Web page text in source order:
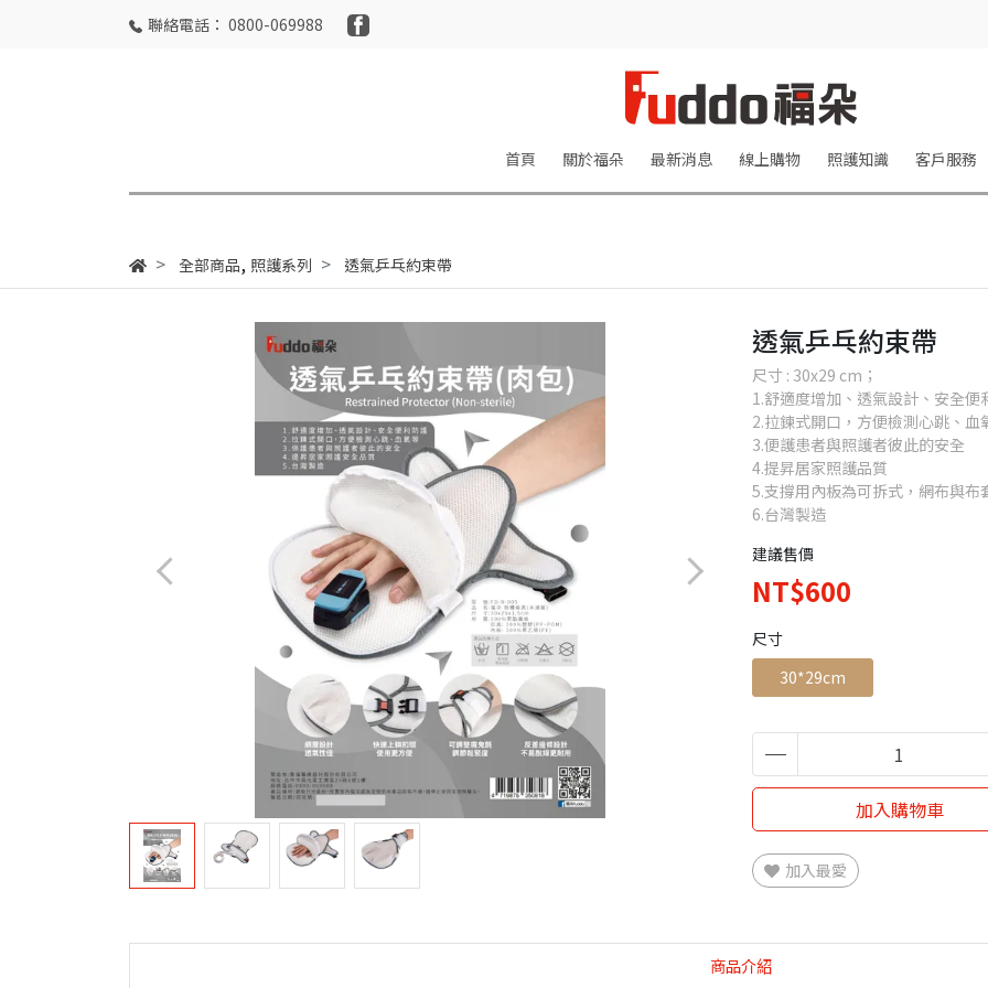
聯絡電話： 0800-069988
首頁 關於福朵 最新消息 線上購物 照護知識 客戶服務
全部商品, 照護系列 透氣乒乓約束帶
透氣乒乓約束帶
尺寸 : 30x29 cm；
1.舒適度增加、透氣設計、安全便
2.拉鍊式開口，方便檢測心跳、血
3.便護患者與照護者彼此的安全
4.提昇居家照護品質
5.支撐用內板為可拆式，網布與布
6.台灣製造
建議售價
NT$600
尺寸
30*29cm
加入購物車
加入最愛
商品介紹